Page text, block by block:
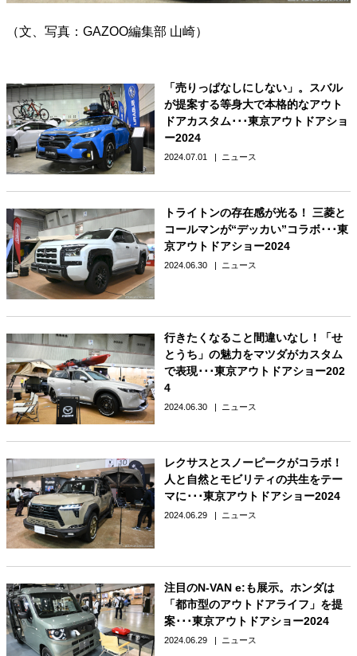
（文、写真：GAZOO編集部 山崎）
「売りっぱなしにしない」。スバル
が提案する等身大で本格的なアウト
ドアカスタム･･･東京アウトドアショ
ー2024
2024.07.01 ニュース
トライトンの存在感が光る！ 三菱と
コールマンが“デッカい”コラボ･･･東
京アウトドアショー2024
2024.06.30 ニュース
行きたくなること間違いなし！「せ
とうち」の魅力をマツダがカスタム
で表現･･･東京アウトドアショー202
4
2024.06.30 ニュース
レクサスとスノーピークがコラボ！
人と自然とモビリティの共生をテー
マに･･･東京アウトドアショー2024
2024.06.29 ニュース
注目のN-VAN e:も展示。ホンダは
「都市型のアウトドアライフ」を提
案･･･東京アウトドアショー2024
2024.06.29 ニュース